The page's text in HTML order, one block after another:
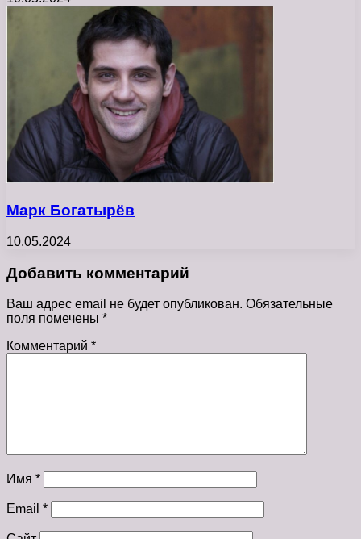
Марк Богатырёв
10.05.2024
Добавить комментарий
Ваш адрес email не будет опубликован. Обязательные
поля помечены *
Комментарий *
Имя *
Email *